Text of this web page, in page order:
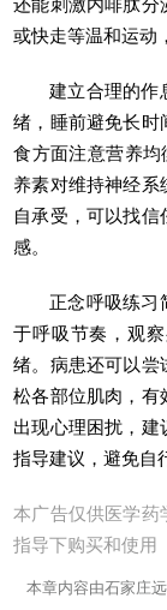
还能刺激内啡肽分
或快走等温和运动
建立合理的作
绪，睡前避免长时
食方面注意营养
养素对维持神经系
自承受，可以找
感。
正念呼吸练习
于呼吸节奏，观
绪。病患还可以尝
松各部位肌肉，有
出现心理困扰，建
指导建议，避免自
本广告仅供医学药
指导下购买和使用
本章内容由石家庄